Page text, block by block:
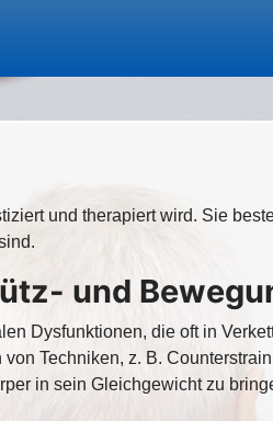
und therapiert wird. Sie
und
Dysfunktionen, die oft in
Techniken, z. B.
in sein Gleichgewicht zu